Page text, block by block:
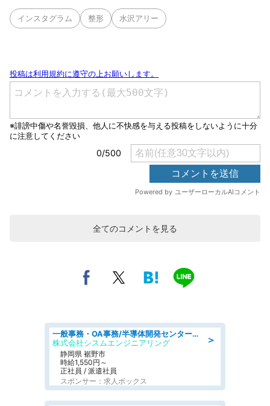
インスタグラム 整形 水沢アリー
全てのコメントを見る
＞
一般事務・OA事務/半導体開発センター内で事務&軽作業スタッフ、募集
株式会社シスムエンジニアリング
静岡県 裾野市
時給1,550円～
正社員 / 派遣社員
スポンサー：求人ボックス